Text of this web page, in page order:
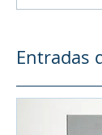
Entradas